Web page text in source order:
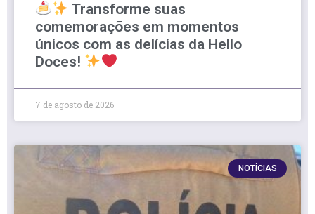
Transforme suas
comemorações em momentos
únicos com as delícias da Hello
Doces!
7 de agosto de 2026
NOTÍCIAS